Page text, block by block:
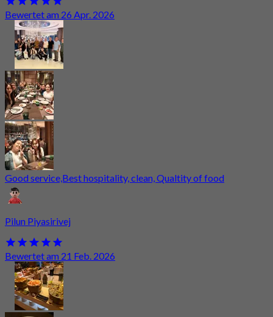
Bewertet am 26 Apr. 2026
Good service,Best hospitality, clean, Qualtity of food
Pilun Piyasirivej
Bewertet am 21 Feb. 2026